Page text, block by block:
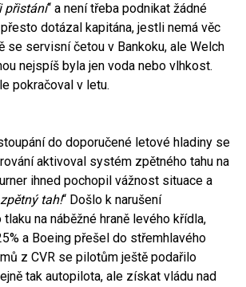
přistání“ a není třeba podnikat žádné
dotázal kapitána, jestli nemá věc
se servisní četou v Bankoku, ale Welch
nejspíš byla jen voda nebo vlhkost.
pokračoval v letu.
do doporučené letové hladiny se
aktivoval systém zpětného tahu na
ihned pochopil vážnost situace a
tah!“ Došlo k narušení
na náběžné hraně levého křídla,
a Boeing přešel do střemhlavého
z CVR se pilotům ještě podařilo
tak autopilota, ale získat vládu nad